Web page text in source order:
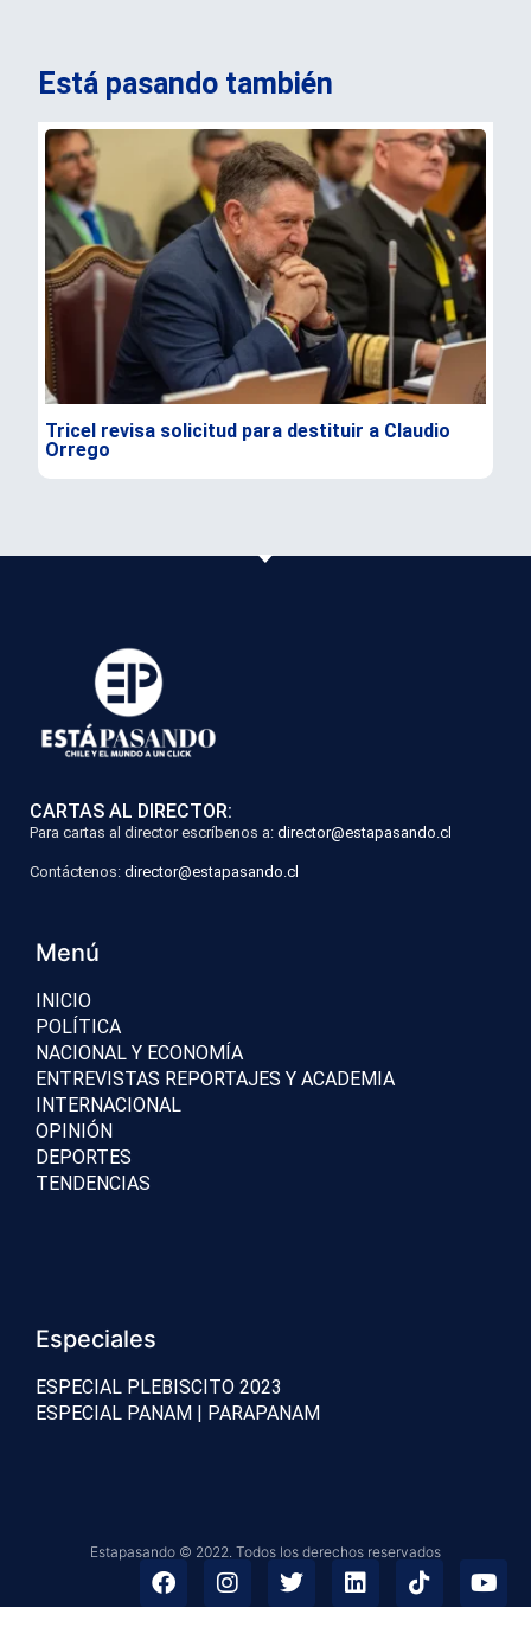
Está pasando también
Tricel revisa solicitud para destituir a Claudio
Orrego
CARTAS AL DIRECTOR:
Para cartas al director escríbenos a: director@estapasando.cl
Contáctenos: director@estapasando.cl
Menú
INICIO
POLÍTICA
NACIONAL Y ECONOMÍA
ENTREVISTAS REPORTAJES Y ACADEMIA
INTERNACIONAL
OPINIÓN
DEPORTES
TENDENCIAS
Especiales
ESPECIAL PLEBISCITO 2023
ESPECIAL PANAM | PARAPANAM
Estapasando © 2022. Todos los derechos reservados